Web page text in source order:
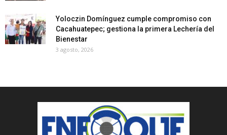
Yoloczin Domínguez cumple compromiso con
Cacahuatepec; gestiona la primera Lechería del
Bienestar
3 agosto, 2026